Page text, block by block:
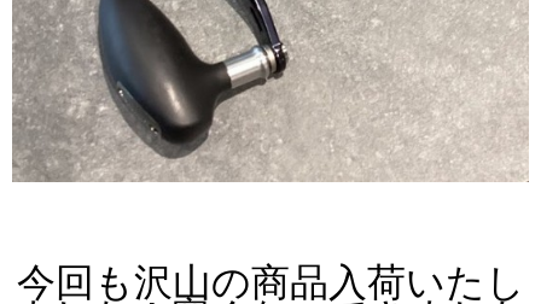
今回も沢山の商品入荷いたし